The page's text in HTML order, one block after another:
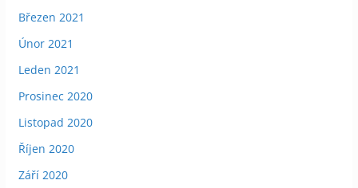
Březen 2021
Únor 2021
Leden 2021
Prosinec 2020
Listopad 2020
Říjen 2020
Září 2020